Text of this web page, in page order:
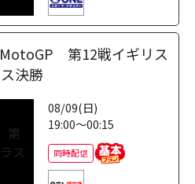
第12戦イギリス
決勝
08/09(日)
19:00～00:15
同時配信